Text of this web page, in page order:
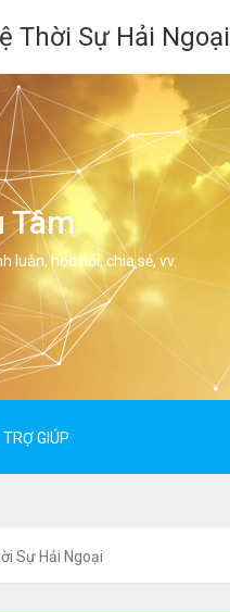
Thời Sự Hải Ngoại
Tâm
luân, học hỏi, chia sẻ, vv.
TRỢ GIÚP
Sự Hải Ngoại